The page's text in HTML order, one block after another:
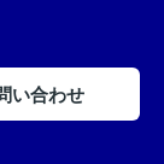
い合わせ